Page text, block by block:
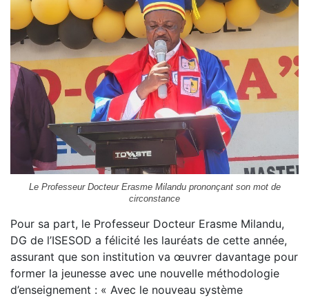
Le Professeur Docteur Erasme Milandu prononçant son mot de
circonstance
Pour sa part, le Professeur Docteur Erasme Milandu,
DG de l’ISESOD a félicité les lauréats de cette année,
assurant que son institution va œuvrer davantage pour
former la jeunesse avec une nouvelle méthodologie
d’enseignement : « Avec le nouveau système